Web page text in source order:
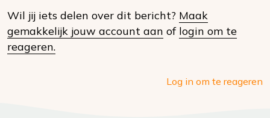
social
media
Wil jij iets delen over dit bericht? Maak
gemakkelijk jouw account aan of login om te
reageren.
Log in om te reageren